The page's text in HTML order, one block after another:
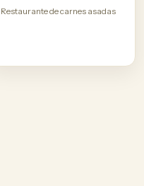
Restaurante de carnes asadas